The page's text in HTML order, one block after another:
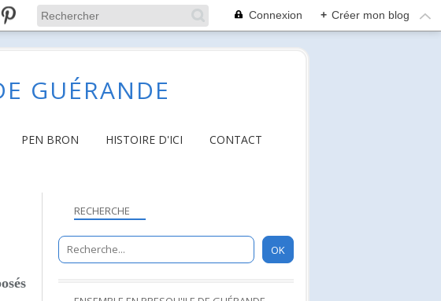
Connexion + Créer mon blog
GUÉRANDE
PEN BRON HISTOIRE D'ICI CONTACT
RECHERCHE